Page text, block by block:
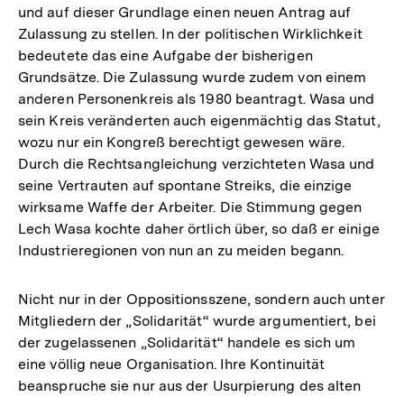
und auf dieser Grundlage einen neuen Antrag auf
Zulassung zu stellen. In der politischen Wirklichkeit
bedeutete das eine Aufgabe der bisherigen
Grundsätze. Die Zulassung wurde zudem von einem
anderen Personenkreis als 1980 beantragt. Wasa und
sein Kreis veränderten auch eigenmächtig das Statut,
wozu nur ein Kongreß berechtigt gewesen wäre.
Durch die Rechtsangleichung verzichteten Wasa und
seine Vertrauten auf spontane Streiks, die einzige
wirksame Waffe der Arbeiter. Die Stimmung gegen
Lech Wasa kochte daher örtlich über, so daß er einige
Industrieregionen von nun an zu meiden begann.
Nicht nur in der Oppositionsszene, sondern auch unter
Mitgliedern der „Solidarität“ wurde argumentiert, bei
der zugelassenen „Solidarität“ handele es sich um
eine völlig neue Organisation. Ihre Kontinuität
beanspruche sie nur aus der Usurpierung des alten